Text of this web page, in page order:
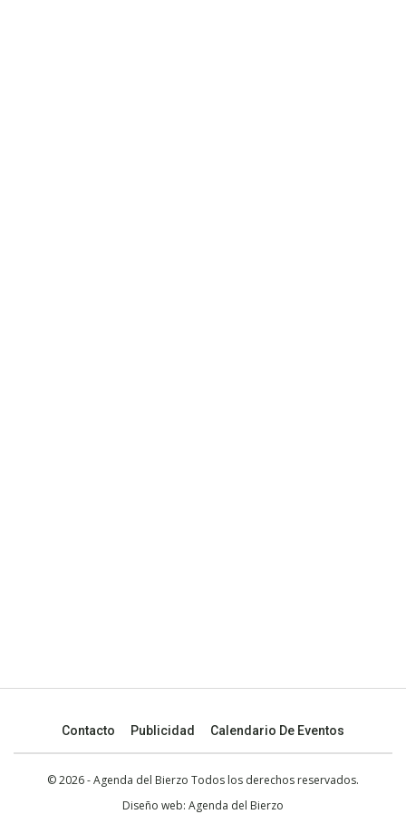
Contacto Publicidad Calendario De Eventos
© 2026 - Agenda del Bierzo Todos los derechos reservados.
Diseño web: Agenda del Bierzo